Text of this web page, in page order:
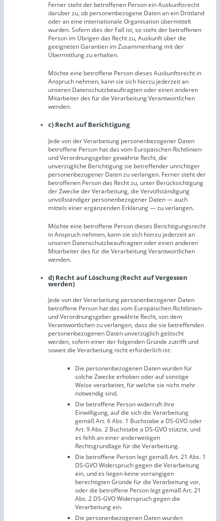
Ferner steht der betroffenen Person ein Auskunftsrecht
darüber zu, ob personenbezogene Daten an ein Drittland
oder an eine internationale Organisation übermittelt
wurden. Sofern dies der Fall ist, so steht der betroffenen
Person im Übrigen das Recht zu, Auskunft über die
geeigneten Garantien im Zusammenhang mit der
Übermittlung zu erhalten.
Möchte eine betroffene Person dieses Auskunftsrecht in
Anspruch nehmen, kann sie sich hierzu jederzeit an
unseren Datenschutzbeauftragten oder einen anderen
Mitarbeiter des für die Verarbeitung Verantwortlichen
wenden.
c) Recht auf Berichtigung
Jede von der Verarbeitung personenbezogener Daten
betroffene Person hat das vom Europäischen Richtlinien-
und Verordnungsgeber gewährte Recht, die
unverzügliche Berichtigung sie betreffender unrichtiger
personenbezogener Daten zu verlangen. Ferner steht der
betroffenen Person das Recht zu, unter Berücksichtigung
der Zwecke der Verarbeitung, die Vervollständigung
unvollständiger personenbezogener Daten — auch
mittels einer ergänzenden Erklärung — zu verlangen.
Möchte eine betroffene Person dieses Berichtigungsrecht
in Anspruch nehmen, kann sie sich hierzu jederzeit an
unseren Datenschutzbeauftragten oder einen anderen
Mitarbeiter des für die Verarbeitung Verantwortlichen
wenden.
d) Recht auf Löschung (Recht auf Vergessen
werden)
Jede von der Verarbeitung personenbezogener Daten
betroffene Person hat das vom Europäischen Richtlinien-
und Verordnungsgeber gewährte Recht, von dem
Verantwortlichen zu verlangen, dass die sie betreffenden
personenbezogenen Daten unverzüglich gelöscht
werden, sofern einer der folgenden Gründe zutrifft und
soweit die Verarbeitung nicht erforderlich ist:
Die personenbezogenen Daten wurden für
solche Zwecke erhoben oder auf sonstige
Weise verarbeitet, für welche sie nicht mehr
notwendig sind.
Die betroffene Person widerruft ihre
Einwilligung, auf die sich die Verarbeitung
gemäß Art. 6 Abs. 1 Buchstabe a DS-GVO oder
Art. 9 Abs. 2 Buchstabe a DS-GVO stützte, und
es fehlt an einer anderweitigen
Rechtsgrundlage für die Verarbeitung.
Die betroffene Person legt gemäß Art. 21 Abs. 1
DS-GVO Widerspruch gegen die Verarbeitung
ein, und es liegen keine vorrangigen
berechtigten Gründe für die Verarbeitung vor,
oder die betroffene Person legt gemäß Art. 21
Abs. 2 DS-GVO Widerspruch gegen die
Verarbeitung ein.
Die personenbezogenen Daten wurden